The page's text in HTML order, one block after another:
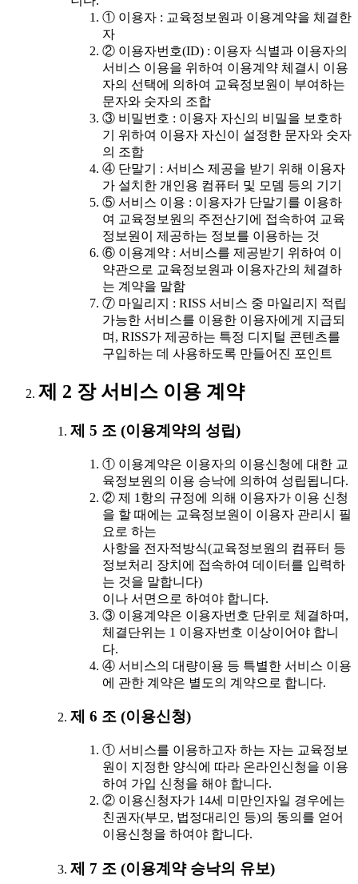
① 이용자 : 교육정보원과 이용계약을 체결한
자
② 이용자번호(ID) : 이용자 식별과 이용자의
서비스 이용을 위하여 이용계약 체결시 이용
자의 선택에 의하여 교육정보원이 부여하는
문자와 숫자의 조합
③ 비밀번호 : 이용자 자신의 비밀을 보호하
기 위하여 이용자 자신이 설정한 문자와 숫자
의 조합
④ 단말기 : 서비스 제공을 받기 위해 이용자
가 설치한 개인용 컴퓨터 및 모뎀 등의 기기
⑤ 서비스 이용 : 이용자가 단말기를 이용하
여 교육정보원의 주전산기에 접속하여 교육
정보원이 제공하는 정보를 이용하는 것
⑥ 이용계약 : 서비스를 제공받기 위하여 이
약관으로 교육정보원과 이용자간의 체결하
는 계약을 말함
⑦ 마일리지 : RISS 서비스 중 마일리지 적립
가능한 서비스를 이용한 이용자에게 지급되
며, RISS가 제공하는 특정 디지털 콘텐츠를
구입하는 데 사용하도록 만들어진 포인트
제 2 장 서비스 이용 계약
제 5 조 (이용계약의 성립)
① 이용계약은 이용자의 이용신청에 대한 교
육정보원의 이용 승낙에 의하여 성립됩니다.
② 제 1항의 규정에 의해 이용자가 이용 신청
을 할 때에는 교육정보원이 이용자 관리시 필
요로 하는
사항을 전자적방식(교육정보원의 컴퓨터 등
정보처리 장치에 접속하여 데이터를 입력하
는 것을 말합니다)
이나 서면으로 하여야 합니다.
③ 이용계약은 이용자번호 단위로 체결하며,
체결단위는 1 이용자번호 이상이어야 합니
다.
④ 서비스의 대량이용 등 특별한 서비스 이용
에 관한 계약은 별도의 계약으로 합니다.
제 6 조 (이용신청)
① 서비스를 이용하고자 하는 자는 교육정보
원이 지정한 양식에 따라 온라인신청을 이용
하여 가입 신청을 해야 합니다.
② 이용신청자가 14세 미만인자일 경우에는
친권자(부모, 법정대리인 등)의 동의를 얻어
이용신청을 하여야 합니다.
제 7 조 (이용계약 승낙의 유보)